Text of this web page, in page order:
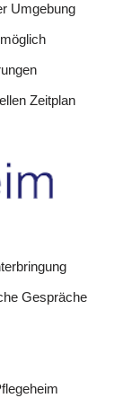
Umgebung
Zeitplan
Gespräche